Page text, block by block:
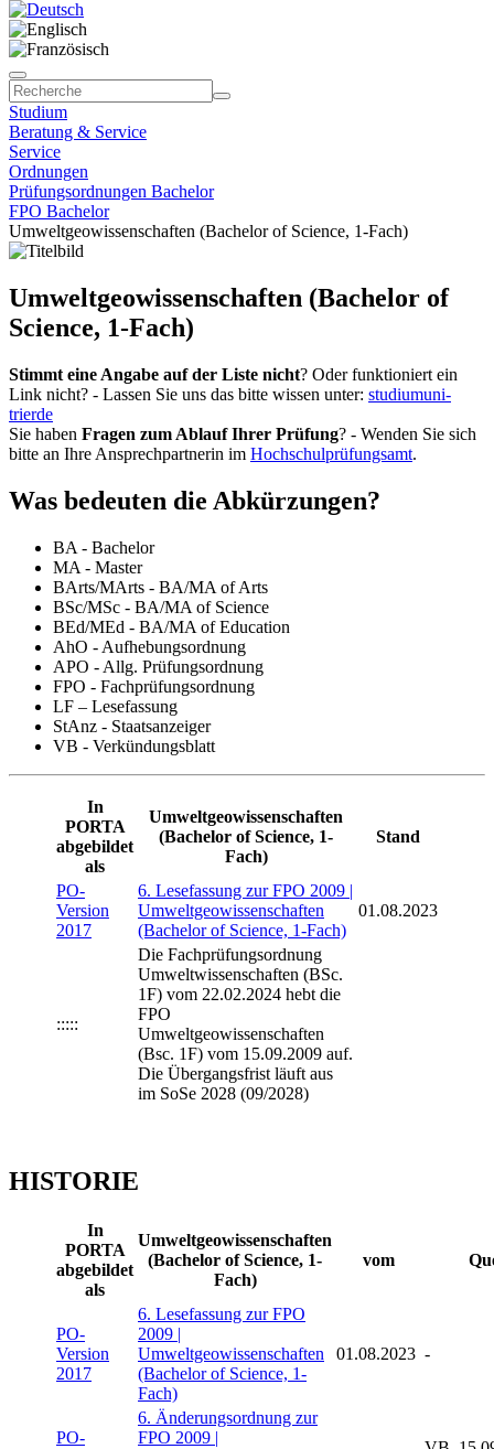
Studium
Beratung & Service
Service
Ordnungen
Prüfungsordnungen Bachelor
FPO Bachelor
Umweltgeowissenschaften (Bachelor of Science, 1-Fach)
Umweltgeowissenschaften (Bachelor of
Science, 1-Fach)
Stimmt eine Angabe auf der Liste nicht? Oder funktioniert ein
Link nicht? - Lassen Sie uns das bitte wissen unter: studiumuni-
trierde
Sie haben Fragen zum Ablauf Ihrer Prüfung? - Wenden Sie sich
bitte an Ihre Ansprechpartnerin im Hochschulprüfungsamt.
Was bedeuten die Abkürzungen?
BA - Bachelor
MA - Master
BArts/MArts - BA/MA of Arts
BSc/MSc - BA/MA of Science
BEd/MEd - BA/MA of Education
AhO - Aufhebungsordnung
APO - Allg. Prüfungsordnung
FPO - Fachprüfungsordnung
LF – Lesefassung
StAnz - Staatsanzeiger
VB - Verkündungsblatt
In
PORTA
abgebildet
als
Umweltgeowissenschaften
(Bachelor of Science, 1-
Fach)
Stand
PO-
Version
2017
6. Lesefassung zur FPO 2009 |
Umweltgeowissenschaften
(Bachelor of Science, 1-Fach)
01.08.2023
:::::
Die Fachprüfungsordnung
Umweltwissenschaften (BSc.
1F) vom 22.02.2024 hebt die
FPO
Umweltgeowissenschaften
(Bsc. 1F) vom 15.09.2009 auf.
Die Übergangsfrist läuft aus
im SoSe 2028 (09/2028)
HISTORIE
In
PORTA
abgebildet
als
Umweltgeowissenschaften
(Bachelor of Science, 1-
Fach)
vom
PO-
Version
2017
6. Lesefassung zur FPO
2009 |
Umweltgeowissenschaften
(Bachelor of Science, 1-
Fach)
01.08.2023 -
PO-
6. Änderungsordnung zur
FPO 2009 |